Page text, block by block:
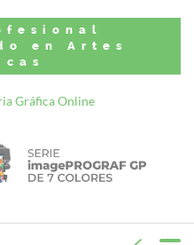
en Artes